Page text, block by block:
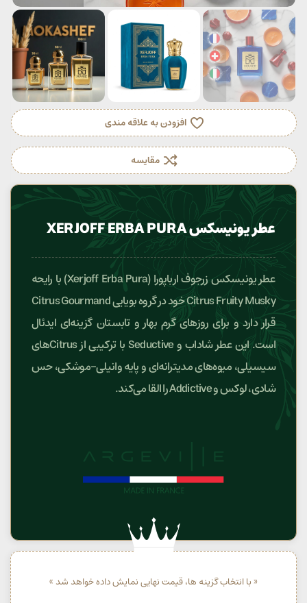
افزودن به علاقه مندی
مقایسه
عطر یونیسکس XERJOFF ERBA PURA
عطر یونیسکس زرجوف ارباپورا (Xerjoff Erba Pura) با رایحه
Citrus Fruity Musky خود در گروه بویایی Citrus Gourmand
قرار دارد و برای روزهای گرم بهار و تابستان گزینه‌ای ایدئال
است. این عطر شاداب و Seductive با ترکیبی از Citrusهای
سیسیلی، میوه‌های مدیترانه‌ای و پایه وانیلی-موشکی، حس
شادی، لوکس و Addictive را القا می‌کند.
« با انتخاب گزینه ها، قیمت نهایی نمایش داده خواهد شد »